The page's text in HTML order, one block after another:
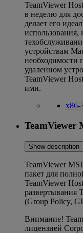
TeamViewer
в неделю для
делает его
использования,
устройствам
необходимости
удаленном
TeamViewer
ими.
x86-
TeamViewer
Show description
TeamViewer
пакет для
TeamViewer
развертывания
(Group Policy,
Внимание!
лицензией